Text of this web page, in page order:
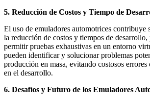
5. Reducción de Costos y Tiempo de
El uso de emuladores automotrices contribuye
la reducción de costos y tiempos de desarrollo,
permitir pruebas exhaustivas en un entorno
pueden identificar y solucionar problemas
producción en masa, evitando costosos errores
en el desarrollo.
6. Desafíos y Futuro de los Emuladores